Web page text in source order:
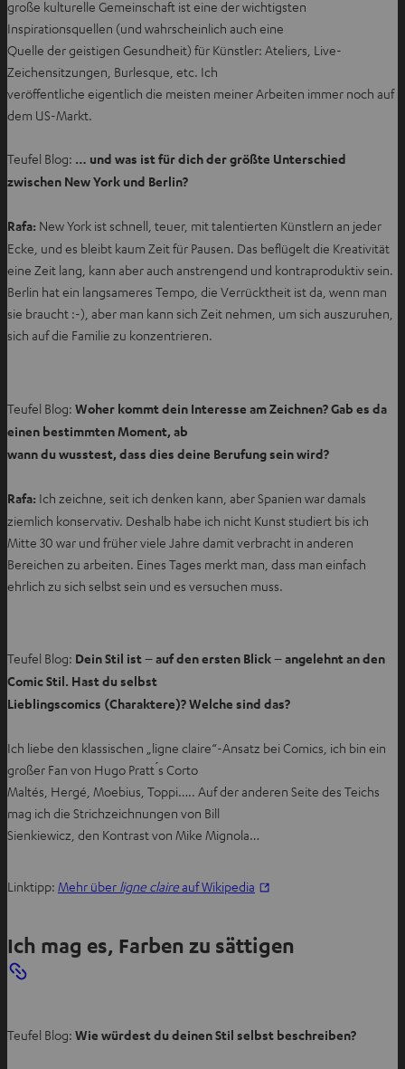
große kulturelle Gemeinschaft ist eine der wichtigsten
Inspirationsquellen (und wahrscheinlich auch eine
Quelle der geistigen Gesundheit) für Künstler: Ateliers, Live-
Zeichensitzungen, Burlesque, etc. Ich
veröffentliche eigentlich die meisten meiner Arbeiten immer noch auf
dem US-Markt.
Teufel Blog: … und was ist für dich der größte Unterschied
zwischen New York und Berlin?
Rafa: New York ist schnell, teuer, mit talentierten Künstlern an jeder
Ecke, und es bleibt kaum Zeit für Pausen. Das beflügelt die Kreativität
eine Zeit lang, kann aber auch anstrengend und kontraproduktiv sein.
Berlin hat ein langsameres Tempo, die Verrücktheit ist da, wenn man
sie braucht :-), aber man kann sich Zeit nehmen, um sich auszuruhen,
sich auf die Familie zu konzentrieren.
Teufel Blog: Woher kommt dein Interesse am Zeichnen? Gab es da
einen bestimmten Moment, ab
wann du wusstest, dass dies deine Berufung sein wird?
Rafa: Ich zeichne, seit ich denken kann, aber Spanien war damals
ziemlich konservativ. Deshalb habe ich nicht Kunst studiert bis ich
Mitte 30 war und früher viele Jahre damit verbracht in anderen
Bereichen zu arbeiten. Eines Tages merkt man, dass man einfach
ehrlich zu sich selbst sein und es versuchen muss.
Teufel Blog: Dein Stil ist – auf den ersten Blick – angelehnt an den
Comic Stil. Hast du selbst
Lieblingscomics (Charaktere)? Welche sind das?
Ich liebe den klassischen „ligne claire“-Ansatz bei Comics, ich bin ein
großer Fan von Hugo Pratt ́s Corto
Maltés, Hergé, Moebius, Toppi….. Auf der anderen Seite des Teichs
mag ich die Strichzeichnungen von Bill
Sienkiewicz, den Kontrast von Mike Mignola…
Linktipp: Mehr über ligne claireauf Wikipedia
I
e
T
Ich mag es, Farben zu sättigen
Teufel Blog: Wie würdest du deinen Stil selbst beschreiben?